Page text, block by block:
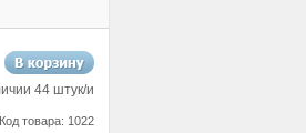
44 штук/и
Код товара: 1022